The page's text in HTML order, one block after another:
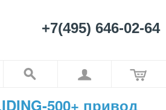
+7(495) 646-02-64
500+ привод